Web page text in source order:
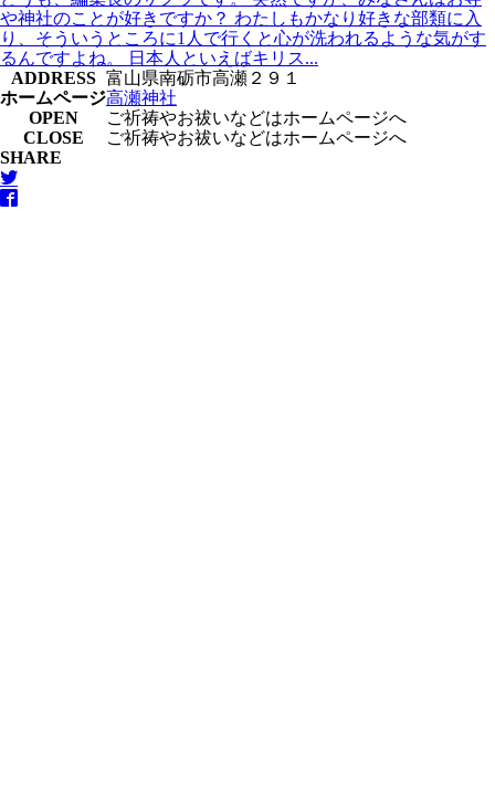
や神社のことが好きですか？ わたしもかなり好きな部類に入
り、そういうところに1人で行くと心が洗われるような気がす
るんですよね。 日本人といえばキリス...
ADDRESS 富山県南砺市高瀬２９１
ホームページ高瀬神社
OPEN
ご祈祷やお祓いなどはホームページへ
CLOSE
ご祈祷やお祓いなどはホームページへ
SHARE